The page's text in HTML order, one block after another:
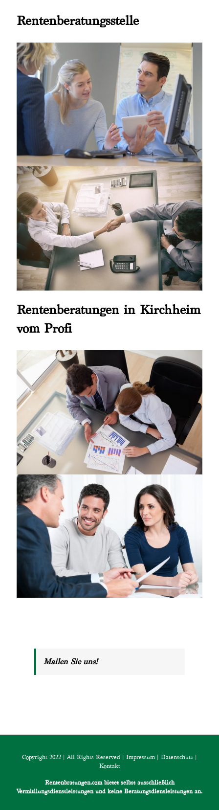
Rentenberatungsstelle
Rentenberatungen in Kirchheim
vom Profi
Mailen Sie uns!
Copyright 2022 | All Rights Reserved | Impressum | Datenschutz |
Kontakt
Rentenbratungen.com bietet selbst ausschließlich
Vermitllungsdienstleistungen und keine Beratungsdiensleistungen an.